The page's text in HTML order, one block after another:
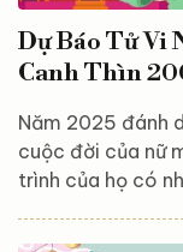
Dự Báo Tử Vi
Canh Thìn
Năm 2025 đánh
cuộc đời của nữ
trình của họ có